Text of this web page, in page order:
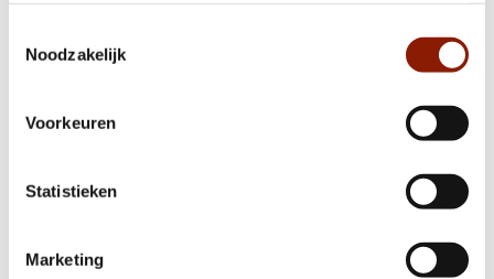
Op onzeprivacypagina
kunt u meer lezen over onze
cookies en via de cookie-instellingen button linksonder op
onze website kan je je toestemming op elk moment
wijzigen.
Noodzakelijk
Voorkeuren
Statistieken
Marketing
Verbeelding in Theater Markant